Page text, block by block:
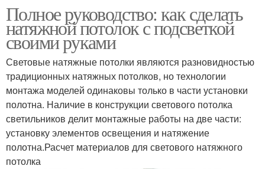
Полное руководство: как сделать
натяжной потолок с подсветкой
своими руками
Световые натяжные потолки являются разновидностью
традиционных натяжных потолков, но технологии
монтажа моделей одинаковы только в части установки
полотна. Наличие в конструкции светового потолка
светильников делит монтажные работы на две части:
установку элементов освещения и натяжение
полотна.Расчет материалов для светового натяжного
потолка